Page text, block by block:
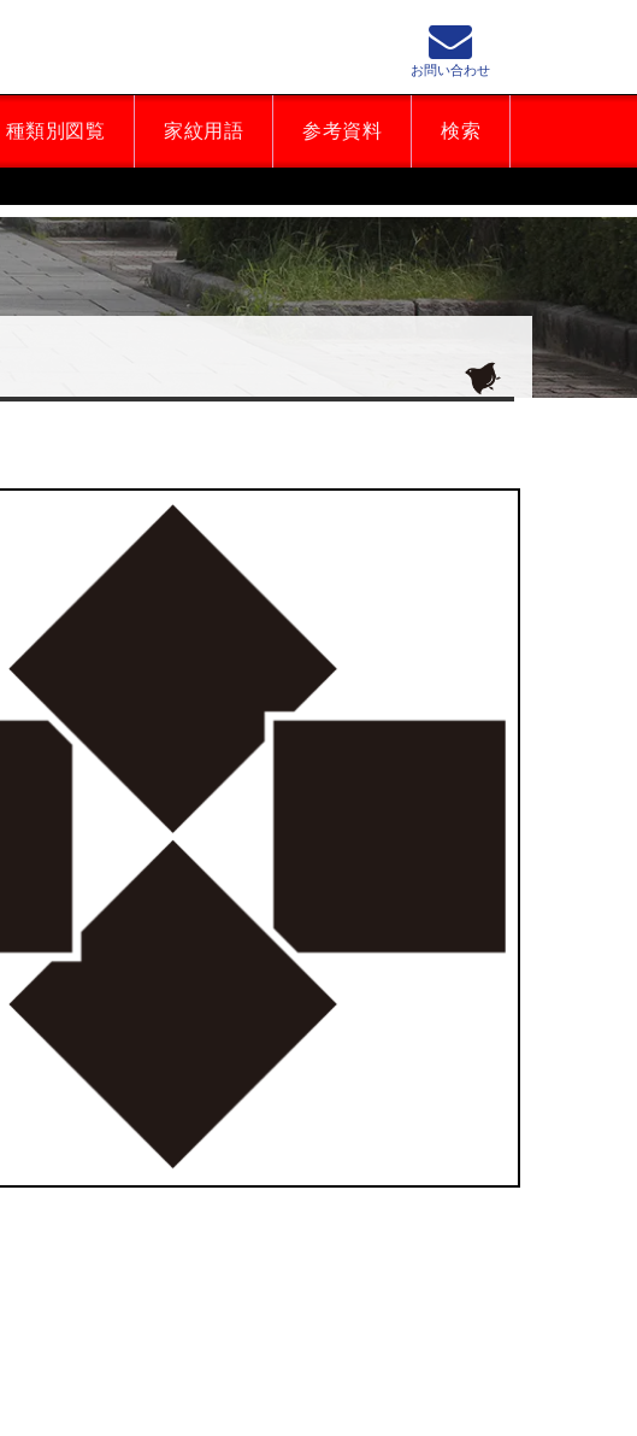
種類別図覧 家紋用語 参考資料 検索
お問い合わせ